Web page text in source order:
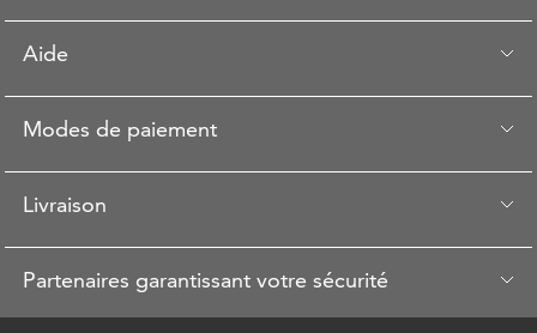
Aide
Modes de paiement
Livraison
Partenaires garantissant votre sécurité